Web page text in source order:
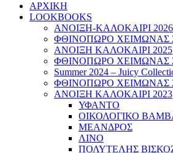
ΑΡΧΙΚΗ
LOOKBOOKS
ΑΝΟΙΞΗ-ΚΑΛΟΚΑΙΡΙ 2026
ΦΘΙΝΟΠΩΡΟ ΧΕΙΜΩΝΑΣ
ΑΝΟΙΞΗ ΚΑΛΟΚΑΙΡΙ 2025
ΦΘΙΝΟΠΩΡΟ ΧΕΙΜΩΝΑΣ
Summer 2024 – Juicy
ΦΘΙΝΟΠΩΡΟ ΧΕΙΜΩΝΑΣ
ΑΝΟΙΞΗ ΚΑΛΟΚΑΙΡΙ 2023
ΥΦΑΝΤΟ
ΟΙΚΟΛΟΓΙΚΟ
ΜΕΑΝΔΡΟΣ
ΛΙΝΟ
ΠΟΛΥΤΕΛΗΣ